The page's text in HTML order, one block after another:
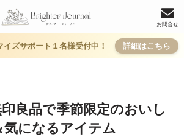
お問合せ
イズサポート１名様受付中！ 詳細はこちら
印良品で季節限定のおいし
になるアイテム